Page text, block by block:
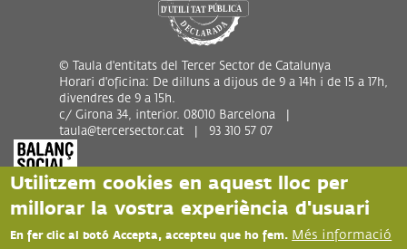
© Taula d'entitats del Tercer Sector de Catalunya
Horari d'oficina: De dilluns a dijous de 9 a 14h i de 15 a 17h,
divendres de 9 a 15h.
c/ Girona 34, interior. 08010 Barcelona |
taula@tercersector.cat | 93 310 57 07
Utilitzem cookies en aquest lloc per
millorar la vostra experiència d'usuari
En fer clic al botó Accepta, accepteu que ho fem. Més informació